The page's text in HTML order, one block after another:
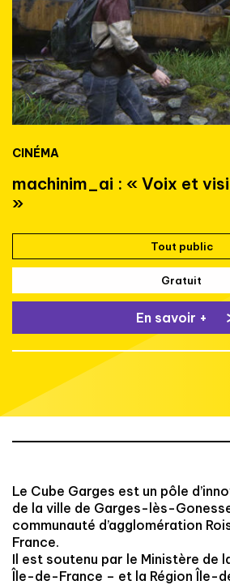
CINÉMA
machinim_ai : « Voix et
»
Tout public
Gratuit
En savoir +
Le Cube Garges est un pôle
de la ville de Garges-lès-
communauté d’agglomération
France.
Il est soutenu par le Ministère de
Île-de-France – et la Région Île-